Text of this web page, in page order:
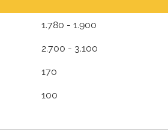
1.780 - 1.900
2.700 - 3.100
170
100